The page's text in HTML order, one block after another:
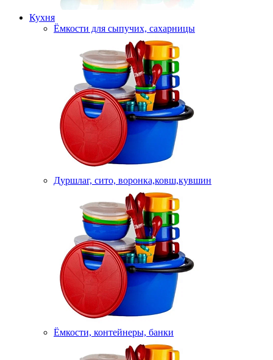
Кухня
Ёмкости для сыпучих, сахарницы
Дуршлаг, сито, воронка,ковш,кувшин
Ёмкости, контейнеры, банки